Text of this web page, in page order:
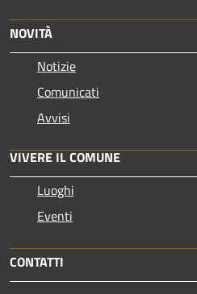
NOVITÀ
Notizie
Comunicati
Avvisi
VIVERE IL COMUNE
Luoghi
Eventi
CONTATTI